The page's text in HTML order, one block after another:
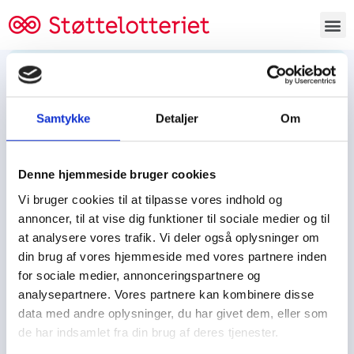
Samtykke Detaljer Om
Denne hjemmeside bruger cookies
Vi bruger cookies til at tilpasse vores indhold og
annoncer, til at vise dig funktioner til sociale medier og til
at analysere vores trafik. Vi deler også oplysninger om
din brug af vores hjemmeside med vores partnere inden
for sociale medier, annonceringspartnere og
analysepartnere. Vores partnere kan kombinere disse
data med andre oplysninger, du har givet dem, eller som
de har indsamlet fra din brug af deres tjenester.
Tjen penge og støt
Tjen penge til:
Spejdere/spejdergruppen/FDF’ere, m.fl.
Kontor
Tjenpengeogstoet.dk
Ejby Industrivej 91
DK – 2600 Glostrup
CVR: 19347508